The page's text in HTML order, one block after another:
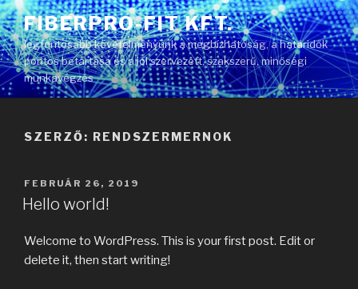
Tartalomhoz
FIBERPRO-FIT KFT.
legfontosabb követelményünk a megbízhatóság, a határidők
pontos betartása és a jól szervezett, szakszerű, minőségi
munkavégzés
SZERZŐ: RENDSZERMERNOK
BEKÜLDVE:
FEBRUÁR 26, 2019
Hello world!
Welcome to WordPress. This is your first post. Edit or
delete it, then start writing!